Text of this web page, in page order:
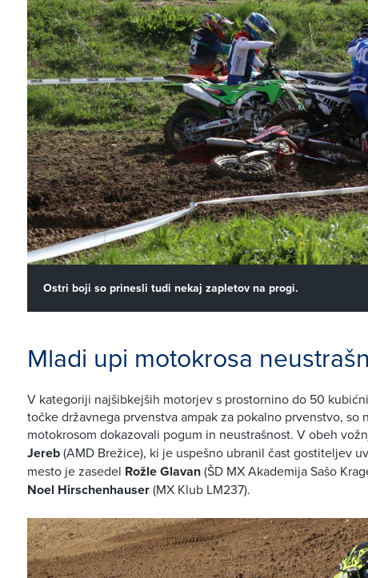
Ostri boji so prinesli tudi nekaj zapletov na progi.
Mladi upi motokrosa
V kategoriji najšibkejših motorjev s prostornino do 50
točke državnega prvenstva ampak za pokalno prvenstvo, so
motokrosom dokazovali pogum in neustrašnost. V obeh
Jereb(AMD Brežice), ki je uspešno ubranil čast gostiteljev
mesto je zasedel Rožle Glavan(ŠD MX Akademija Sašo
Noel Hirschenhauser(MX Klub LM237).